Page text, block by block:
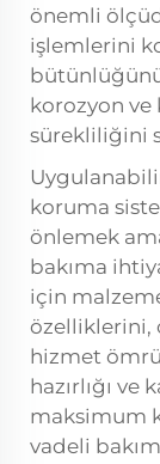
önemli
işlemlerini
korozyon ve
sürekliliğini
koruma
önlemek
bakıma
için
özelliklerini,
hizmet
hazırlığı
maksimum
vadeli